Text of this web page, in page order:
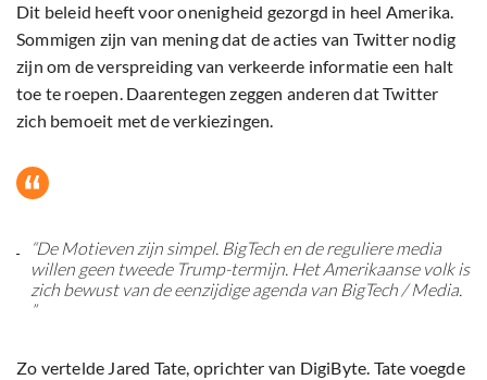
Dit beleid heeft voor onenigheid gezorgd in heel Amerika.
Sommigen zijn van mening dat de acties van Twitter nodig
zijn om de verspreiding van verkeerde informatie een halt
toe te roepen. Daarentegen zeggen anderen dat Twitter
zich bemoeit met de verkiezingen.
“De Motieven zijn simpel. BigTech en de reguliere media
willen geen tweede Trump-termijn. Het Amerikaanse volk is
zich bewust van de eenzijdige agenda van BigTech / Media.
”
Zo vertelde Jared Tate, oprichter van DigiByte. Tate voegde